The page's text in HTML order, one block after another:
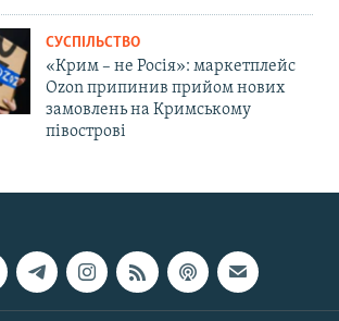
СУСПІЛЬСТВО
«Крим – не Росія»: маркетплейс
Ozon припинив прийом нових
замовлень на Кримському
півострові